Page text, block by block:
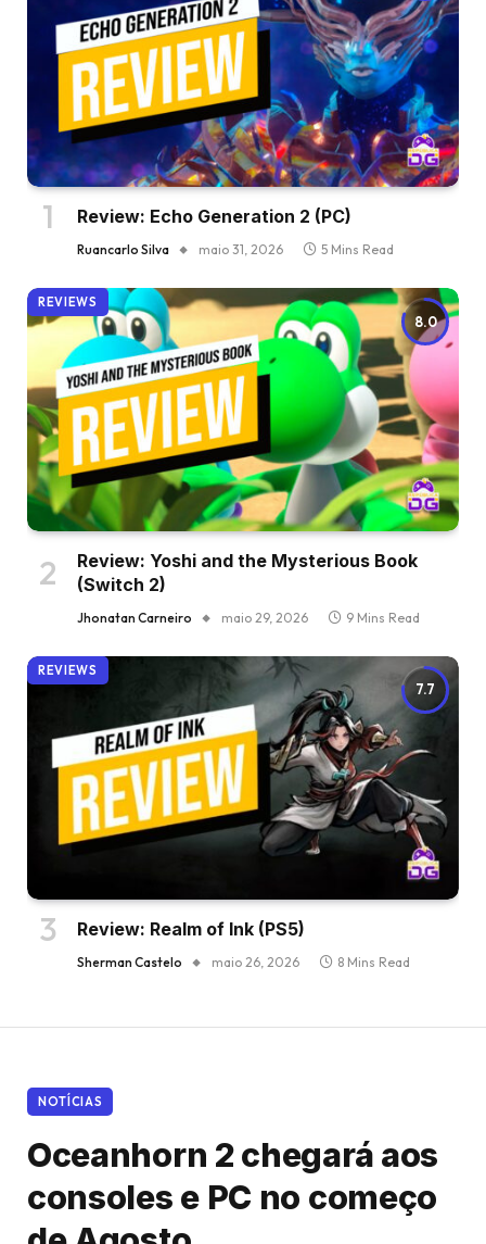
Review: Echo Generation 2 (PC)
Ruancarlo Silva maio 31, 2026 5 Mins Read
8.0
REVIEWS
Review: Yoshi and the Mysterious Book
(Switch 2)
Jhonatan Carneiro maio 29, 2026 9 Mins Read
7.7
REVIEWS
Review: Realm of Ink (PS5)
Sherman Castelo maio 26, 2026 8 Mins Read
NOTÍCIAS
Oceanhorn 2 chegará aos
consoles e PC no começo